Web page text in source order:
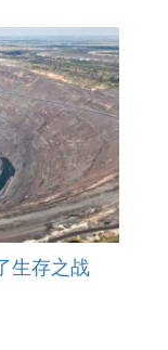
生存之战